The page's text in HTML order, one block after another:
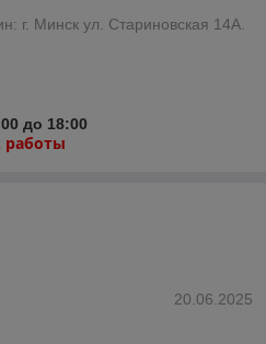
г. Минск ул. Стариновская 14А.
до 18:00
работы
20.06.2025